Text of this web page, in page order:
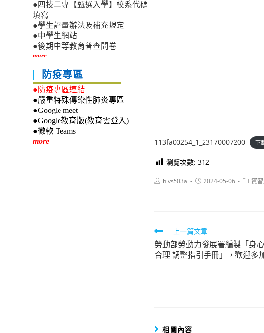
113fa00254_1_23170007200 下
瀏覽次數: 312
Posthlvs503a
Post2024-05-06
Post實
Read
more
articles
上一篇文章
勞動部勞動力發展署編製「身
合理 調整指引手冊」，歡迎多
相關內容
●四技二專【甄選入學】校系代碼
填寫
●學生評量辦法及補充規定
●中學生網站
●後期中等教育普查問卷
more
防疫專區
●防疫專區連結
●嚴重特殊傳染性肺炎專區
●Google meet
●Google教育版(教育雲登入)
●微軟 Teams
more